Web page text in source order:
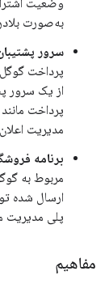
به‌صورت
سرور
پرداخت گوگل
از یک سرور
پرداخت
مدیریت
برنامه
مربوط به
ارسال شده
پلی مدیریت
مفاهیم